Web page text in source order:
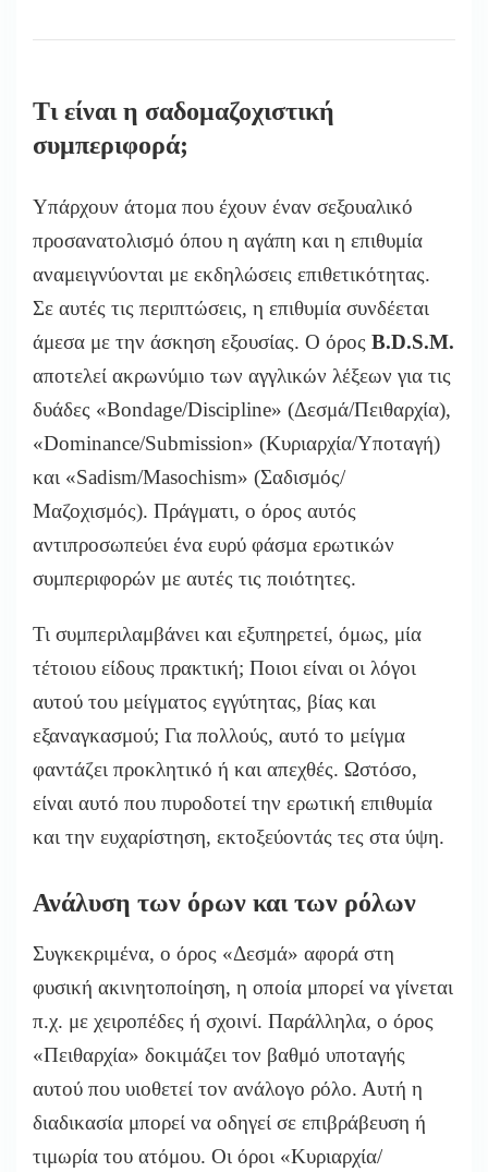
Τι είναι η σαδομαζοχιστική
συμπεριφορά;
Υπάρχουν άτομα που έχουν έναν σεξουαλικό
προσανατολισμό όπου η αγάπη και η επιθυμία
αναμειγνύονται με εκδηλώσεις επιθετικότητας.
Σε αυτές τις περιπτώσεις, η επιθυμία συνδέεται
άμεσα με την άσκηση εξουσίας. Ο όρος B.D.S.M.
αποτελεί ακρωνύμιο των αγγλικών λέξεων για τις
δυάδες «Bondage/Discipline» (Δεσμά/Πειθαρχία),
«Dominance/Submission» (Κυριαρχία/Υποταγή)
και «Sadism/Masochism» (Σαδισμός/
Μαζοχισμός). Πράγματι, ο όρος αυτός
αντιπροσωπεύει ένα ευρύ φάσμα ερωτικών
συμπεριφορών με αυτές τις ποιότητες.
Τι συμπεριλαμβάνει και εξυπηρετεί, όμως, μία
τέτοιου είδους πρακτική; Ποιοι είναι οι λόγοι
αυτού του μείγματος εγγύτητας, βίας και
εξαναγκασμού; Για πολλούς, αυτό το μείγμα
φαντάζει προκλητικό ή και απεχθές. Ωστόσο,
είναι αυτό που πυροδοτεί την ερωτική επιθυμία
και την ευχαρίστηση, εκτοξεύοντάς τες στα ύψη.
Ανάλυση των όρων και των ρόλων
Συγκεκριμένα, ο όρος «Δεσμά» αφορά στη
φυσική ακινητοποίηση, η οποία μπορεί να γίνεται
π.χ. με χειροπέδες ή σχοινί. Παράλληλα, ο όρος
«Πειθαρχία» δοκιμάζει τον βαθμό υποταγής
αυτού που υιοθετεί τον ανάλογο ρόλο. Αυτή η
διαδικασία μπορεί να οδηγεί σε επιβράβευση ή
τιμωρία του ατόμου. Οι όροι «Κυριαρχία/